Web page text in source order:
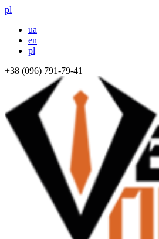
pl
ua
en
pl
+38 (096) 791-79-41